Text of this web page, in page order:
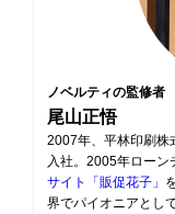
ノベルティの監修者
尾山正悟
2007年、平林印刷株
入社。2005年ローン
サイト「販促花子」
界でパイオニアとし